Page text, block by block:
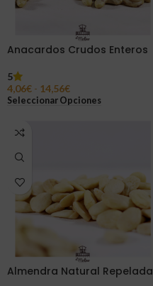
Anacardos Crudos Enteros
5
4,06€ - 14,56€
Seleccionar Opciones
Almendra Natural Repelada